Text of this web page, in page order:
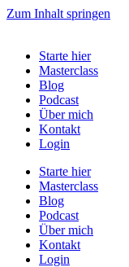
Zum Inhalt springen
Starte hier
Masterclass
Blog
Podcast
Über mich
Kontakt
Login
Starte hier
Masterclass
Blog
Podcast
Über mich
Kontakt
Login